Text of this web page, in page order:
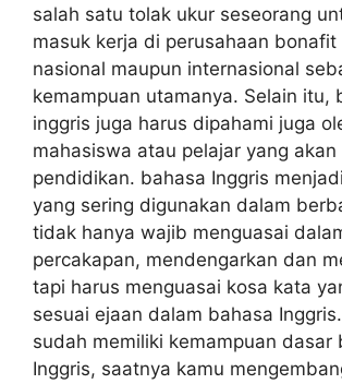
salah satu tolak ukur seseorang
masuk kerja di perusahaan bonafit
nasional maupun internasional
kemampuan utamanya. Selain itu,
inggris juga harus dipahami juga
mahasiswa atau pelajar yang akan
pendidikan. bahasa Inggris
yang sering digunakan dalam
tidak hanya wajib menguasai
percakapan, mendengarkan dan
tapi harus menguasai kosa kata
sesuai ejaan dalam bahasa
sudah memiliki kemampuan dasar
Inggris, saatnya kamu